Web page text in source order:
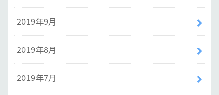
2019年9月
2019年8月
2019年7月